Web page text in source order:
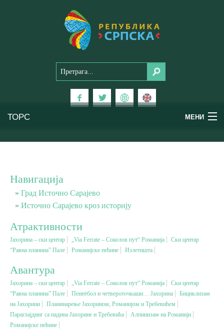
ТОРС МЕНИ
Планински туризам
Бањски туризам
Вјерски туризам
Авантура
Еко туризам
Навигација
Град Источно Сарајево
Источно Сарајево кроз историју
Атрактивности
Јахорина – ски центар „Via Ferrate – Соколов пут“ Романија
Ски центар
“Равна планина” Пале
Романијске пећине Излетишта
Авантура
Јахорина – ски центар „Via Ferrate – Соколов пут“ Романија
Ски центар
“Равна планина” Пале
Пеинтбол и четвероточкаши… Јахорина
Бициклизам
на Јахорини
Планинарење Јахорином, Романијом и Требевићем
Параглајдинг са падина Јахорине и Требевића
Aлпинизам на Романији
Романијске пећине